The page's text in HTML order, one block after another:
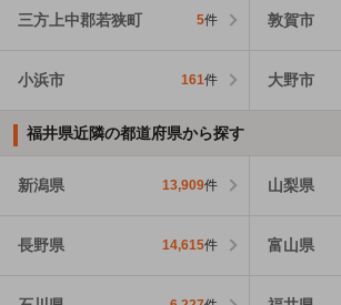
三方上中郡若狭町 5件 敦賀市
小浜市 161件 大野市
福井県近隣の都道府県から探す
新潟県 13,909件 山梨県
長野県 14,615件 富山県